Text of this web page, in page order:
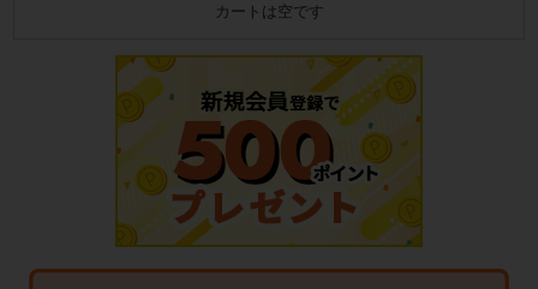
カートは空です